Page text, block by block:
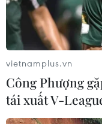
vietnamplus.vn
Công Phượng
tái xuất V-